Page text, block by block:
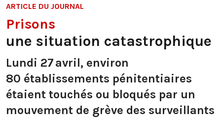
ARTICLE DU JOURNAL
Prisons
une situation catastrophique
Lundi 27 avril, environ
80 établissements pénitentiaires
étaient touchés ou bloqués par un
mouvement de grève des surveillants